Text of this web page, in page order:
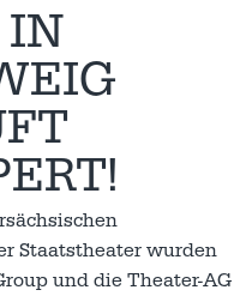
IN
Staatstheater wurden
und die Theater-AG